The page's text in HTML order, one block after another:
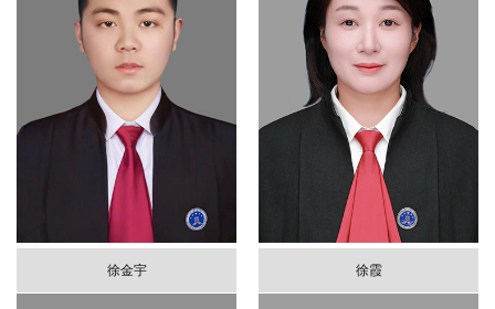
徐金宇 徐霞